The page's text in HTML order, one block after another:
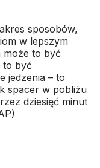
sposobów,
w lepszym
może to być
to być
jedzenia – to
spacer w pobliżu
dziesięć minut